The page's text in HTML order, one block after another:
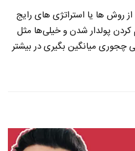
روش ها یا استراتژی های رایج
کردن پولدار شدن و خیلی‌ها مثل
چجوری میانگین بگیری در بیشتر